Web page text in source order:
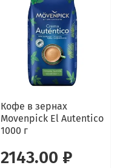
Кофе в зернах
Movenpick El Autentico
1000 г
2143.00 ₽